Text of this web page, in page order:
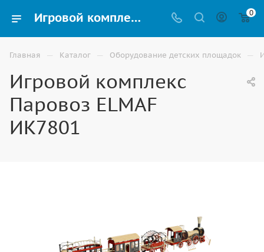
Игровой комплекс Паровоз ELMAF ИК7801 купить для улицы в Волгограде 0
Главная — Каталог — Оборудование детских площадок —
Игровой комплекс
Паровоз ELMAF
ИК7801